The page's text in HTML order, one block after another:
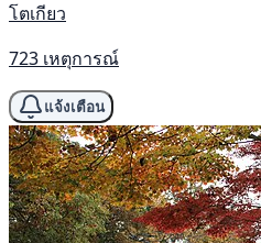
โตเกียว
723 เหตุการณ์
แจ้งเตือน